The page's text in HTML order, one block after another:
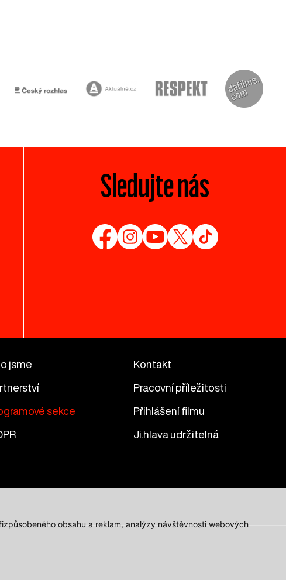
obsahu a reklam, analýzy návštěvnosti webových
Sledujte nás
jsme Kontakt
Pracovní příležitosti
sekce Přihlášení filmu
Ji.hlava udržitelná